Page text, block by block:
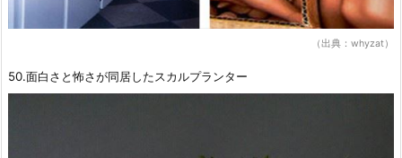
（出典：whyzat）
50.面白さと怖さが同居したスカルプランター